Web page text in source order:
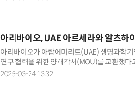
아리바이오, UAE 아르세라와 알츠하
아리바이오가 아랍에미리트(UAE) 생명과학
연구 협력을 위한 양해각서(MOU)를 교환했
알츠하이머병·기타 신경퇴행성질환 치료를 위
2025-03-24 13:32